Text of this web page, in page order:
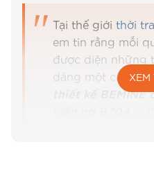
Tại thế giới thời
em tin rằng mỗi
được diện những
dáng một cách
thiết kế BEMINE